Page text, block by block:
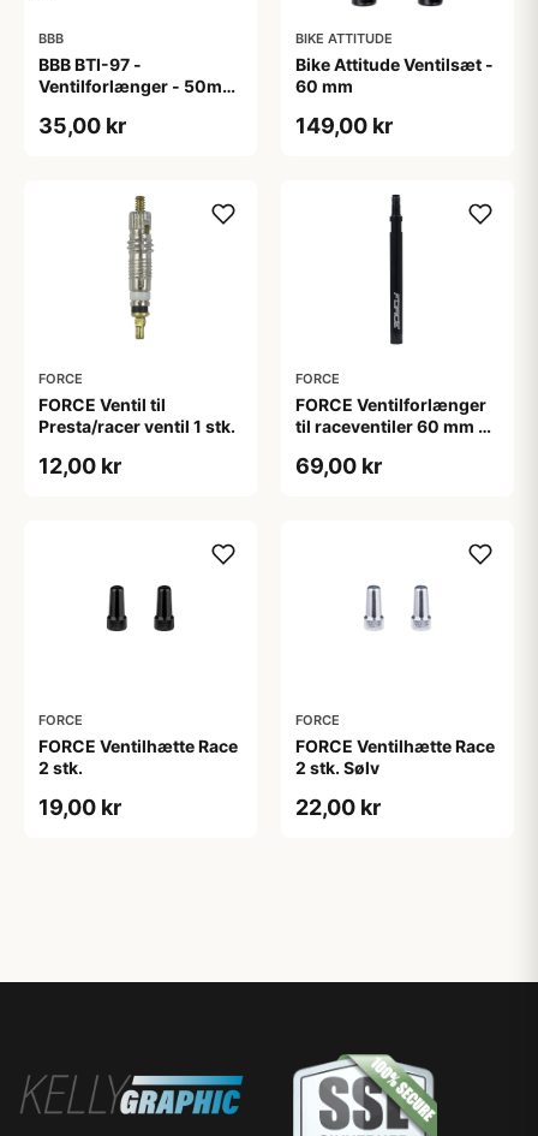
BBB
BBB BTI-97 -
Ventilforlænger - 50mm
35,00 kr
BIKE ATTITUDE
Bike Attitude Ventilsæt -
60 mm
149,00 kr
FORCE
FORCE Ventil til
Presta/racer ventil 1 stk.
12,00 kr
FORCE
FORCE Ventilforlænger
til raceventiler 60 mm 2
69,00 kr
FORCE
FORCE Ventilhætte Race
2 stk.
19,00 kr
FORCE
FORCE Ventilhætte Race
2 stk. Sølv
22,00 kr